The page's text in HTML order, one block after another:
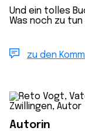
Und ein tolles
Was noch zu
zu den
Autorin